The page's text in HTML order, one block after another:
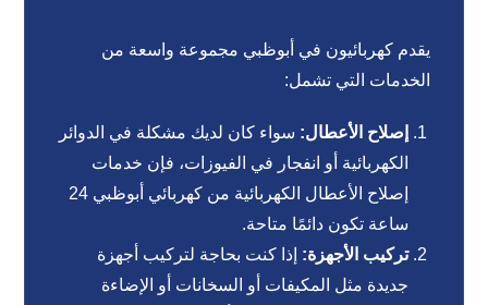
يقدم كهربائيون في أبوظبي مجموعة واسعة من
الخدمات التي تشمل:
إصلاح الأعطال: سواء كان لديك مشكلة في الدوائر
الكهربائية أو انفجار في الفيوزات، فإن خدمات
إصلاح الأعطال الكهربائية من كهربائي أبوظبي 24
ساعة تكون دائمًا متاحة.
تركيب الأجهزة: إذا كنت بحاجة لتركيب أجهزة
جديدة مثل المكيفات أو السخانات أو الإضاءة